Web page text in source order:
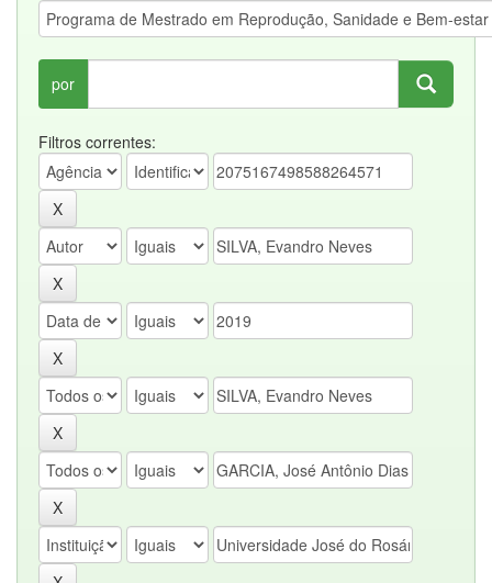
por
Filtros correntes: